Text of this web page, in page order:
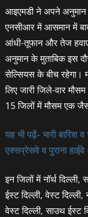
आइएमडी ने अपने अनुमान
एनसीआर में आसमान में
आंधी-तूफान और तेज
अनुमान के मुताबिक इस
सेल्सियस के बीच रहेगा।
लिए जारी जिले-वार
15 जिलों में मौसम एक
यह भी पढ़ें- भारी बारिश
एक्सप्रेसवे व पुराना
इन जिलों में नॉर्थ दिल्ली,
ईस्ट दिल्ली, वेस्ट दिल्ली,
वेस्ट दिल्ली, साउथ ईस्ट